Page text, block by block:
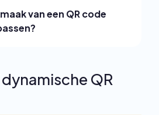
van een QR code
QR